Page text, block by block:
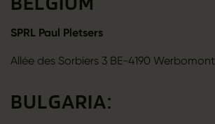
SPRL Paul Pletsers
Allée des Sorbiers 3 BE-4190 Werbomont
BULGARIA: